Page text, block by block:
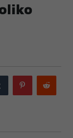
Tumblr Pinterest